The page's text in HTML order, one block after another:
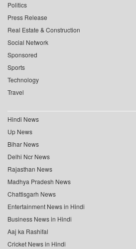
Politics
Press Release
Real Estate & Construction
Social Network
Sponsored
Sports
Technology
Travel
Hindi News
Up News
Bihar News
Delhi Ncr News
Rajasthan News
Madhya Pradesh News
Chattisgarh News
Entertainment News in Hindi
Business News in Hindi
Aaj ka Rashifal
Cricket News in Hindi